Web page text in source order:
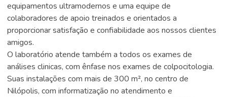
equipamentos ultramodernos e uma equipe de
colaboradores de apoio treinados e orientados a
proporcionar satisfação e confiabilidade aos nossos clientes
amigos.
O laboratório atende também a todos os exames de
análises clinicas, com ênfase nos exames de colpocitologia.
Suas instalações com mais de 300 m², no centro de
Nilópolis, com informatização no atendimento e